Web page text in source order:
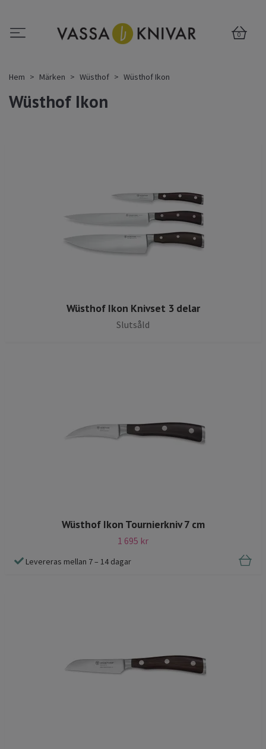
0
Hem Märken Wüsthof Wüsthof Ikon
Wüsthof Ikon
Wüsthof Ikon Knivset 3 delar
Slutsåld
Wüsthof Ikon Tournierkniv 7 cm
1 695 kr
Levereras mellan 7 – 14 dagar